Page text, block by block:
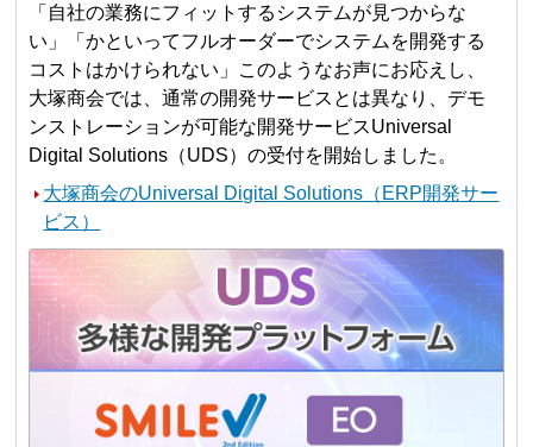
「自社の業務にフィットするシステムが見つからな
い」「かといってフルオーダーでシステムを開発する
コストはかけられない」このようなお声にお応えし、
大塚商会では、通常の開発サービスとは異なり、デモ
ンストレーションが可能な開発サービスUniversal
Digital Solutions（UDS）の受付を開始しました。
大塚商会のUniversal Digital Solutions（ERP開発サー
ビス）